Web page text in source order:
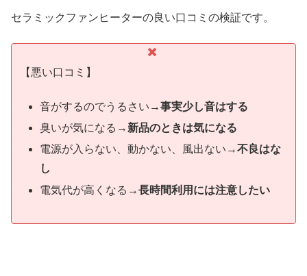
セラミックファンヒーターの良い口コミの検証です。
【悪い口コミ】
音がするのでうるさい→事実少し音はする
臭いが気になる→ 新品のときは気になる
電源が入らない、動かない、風出ない→不良はな
し
電気代が高くなる→長時間利用には注意したい